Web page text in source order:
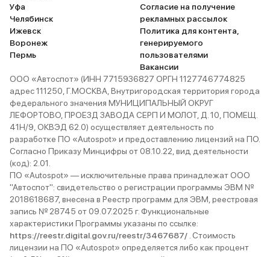
Уфа
Челябинск
Ижевск
Воронеж
Пермь
Согласие на получение
рекламных рассылок
Политика для контента,
генерируемого
пользователями
Вакансии
ООО «Автоспот» (ИНН 7715936827 ОРГН 1127746774825
адрес 111250, Г.МОСКВА, Внутригородская территория города
федерального значения МУНИЦИПАЛЬНЫЙ ОКРУГ
ЛЕФОРТОВО, ПРОЕЗД ЗАВОДА СЕРП И МОЛОТ, Д. 10, ПОМЕЩ.
41Н/9, ОКВЭД 62.0) осуществляет деятельность по
разработке ПО «Autospot» и предоставлению лицензий на ПО.
Согласно Приказу Минцифры от 08.10.22, вид деятельности
(код): 2.01.
ПО «Autospot» — исключительные права принадлежат ООО
"Автоспот": свидетельство о регистрации программы ЭВМ №
2018618687, внесена в Реестр программ для ЭВМ, реестровая
запись № 28745 от 09.07.2025 г. Функциональные
характеристики Программы указаны по ссылке:
https://reestr.digital.gov.ru/reestr/3467687/ . Стоимость
лицензии на ПО «Autospot» определяется либо как процент